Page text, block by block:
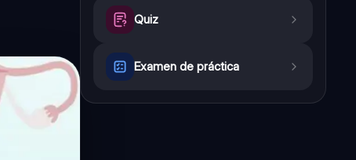
Quiz
Examen de práctica